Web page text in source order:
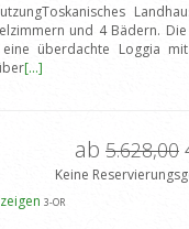
und 4 Bädern.
überdachte Loggia
[...]
ab 5.628,00
Keine
3-OR